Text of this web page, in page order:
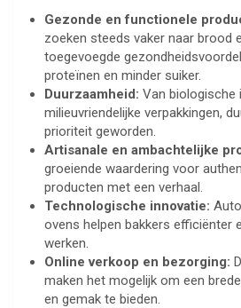
Gezonde en functionele
zoeken steeds vaker naar brood
toegevoegde
proteïnen en minder suiker.
Duurzaamheid: Van biologische
milieuvriendelijke verpakkingen,
prioriteit geworden.
Artisanale en ambachtelijke
groeiende waardering voor
producten met een verhaal.
Technologische innovatie:
ovens helpen bakkers efficiënter
werken.
Online verkoop en bezorging:
maken het mogelijk om een
en gemak te bieden.